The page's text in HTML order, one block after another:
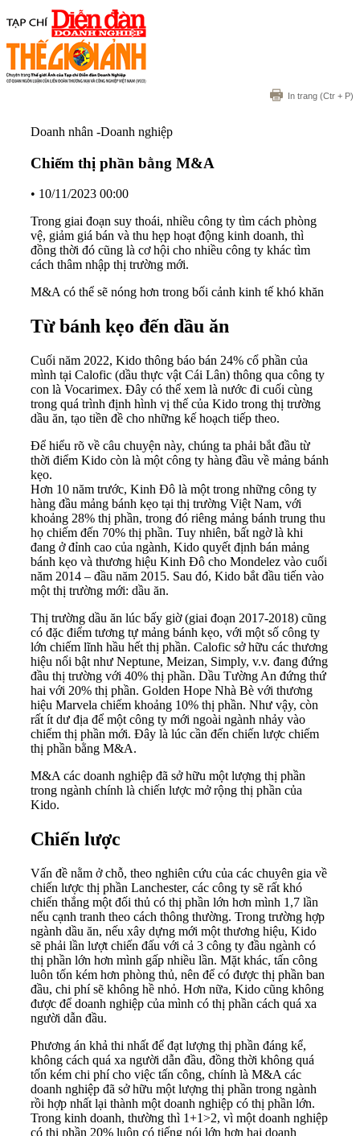
In trang (Ctr + P)
Doanh nhân -Doanh nghiệp
Chiếm thị phần bằng M&A
• 10/11/2023 00:00
Trong giai đoạn suy thoái, nhiều công ty tìm cách phòng
vệ, giảm giá bán và thu hẹp hoạt động kinh doanh, thì
đồng thời đó cũng là cơ hội cho nhiều công ty khác tìm
cách thâm nhập thị trường mới.
M&A có thể sẽ nóng hơn trong bối cảnh kinh tế khó khăn
Từ bánh kẹo đến dầu ăn
Cuối năm 2022, Kido thông báo bán 24% cổ phần của
mình tại Calofic (dầu thực vật Cái Lân) thông qua công ty
con là Vocarimex. Đây có thể xem là nước đi cuối cùng
trong quá trình định hình vị thế của Kido trong thị trường
dầu ăn, tạo tiền đề cho những kế hoạch tiếp theo.
Để hiểu rõ về câu chuyện này, chúng ta phải bắt đầu từ
thời điểm Kido còn là một công ty hàng đầu về mảng bánh
kẹo.
Hơn 10 năm trước, Kinh Đô là một trong những công ty
hàng đầu mảng bánh kẹo tại thị trường Việt Nam, với
khoảng 28% thị phần, trong đó riêng mảng bánh trung thu
họ chiếm đến 70% thị phần. Tuy nhiên, bất ngờ là khi
đang ở đỉnh cao của ngành, Kido quyết định bán mảng
bánh kẹo và thương hiệu Kinh Đô cho Mondelez vào cuối
năm 2014 – đầu năm 2015. Sau đó, Kido bắt đầu tiến vào
một thị trường mới: dầu ăn.
Thị trường dầu ăn lúc bấy giờ (giai đoạn 2017-2018) cũng
có đặc điểm tương tự mảng bánh kẹo, với một số công ty
lớn chiếm lĩnh hầu hết thị phần. Calofic sở hữu các thương
hiệu nổi bật như Neptune, Meizan, Simply, v.v. đang đứng
đầu thị trường với 40% thị phần. Dầu Tường An đứng thứ
hai với 20% thị phần. Golden Hope Nhà Bè với thương
hiệu Marvela chiếm khoảng 10% thị phần. Như vậy, còn
rất ít dư địa để một công ty mới ngoài ngành nhảy vào
chiếm thị phần mới. Đây là lúc cần đến chiến lược chiếm
thị phần bằng M&A.
M&A các doanh nghiệp đã sở hữu một lượng thị phần
trong ngành chính là chiến lược mở rộng thị phần của
Kido.
Chiến lược
Vấn đề nằm ở chỗ, theo nghiên cứu của các chuyên gia về
chiến lược thị phần Lanchester, các công ty sẽ rất khó
chiến thắng một đối thủ có thị phần lớn hơn mình 1,7 lần
nếu cạnh tranh theo cách thông thường. Trong trường hợp
ngành dầu ăn, nếu xây dựng mới một thương hiệu, Kido
sẽ phải lần lượt chiến đấu với cả 3 công ty đầu ngành có
thị phần lớn hơn mình gấp nhiều lần. Mặt khác, tấn công
luôn tốn kém hơn phòng thủ, nên để có được thị phần ban
đầu, chi phí sẽ không hề nhỏ. Hơn nữa, Kido cũng không
được để doanh nghiệp của mình có thị phần cách quá xa
người dẫn đầu.
Phương án khả thi nhất để đạt lượng thị phần đáng kể,
không cách quá xa người dẫn đầu, đồng thời không quá
tốn kém chi phí cho việc tấn công, chính là M&A các
doanh nghiệp đã sở hữu một lượng thị phần trong ngành
rồi hợp nhất lại thành một doanh nghiệp có thị phần lớn.
Trong kinh doanh, thường thì 1+1>2, vì một doanh nghiệp
có thị phần 20% luôn có tiếng nói lớn hơn hai doanh